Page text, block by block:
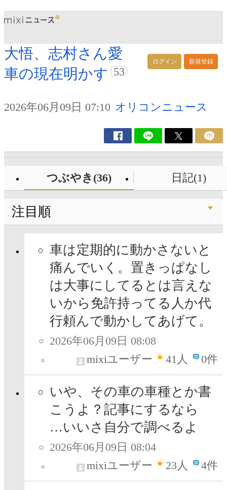
ログイン 新規登録
大悟、志村さん愛
車の現在明かす 53
2026年06月09日 07:10 オリコンニュース
つぶやき(36) 日記(1)
注目順
車は定期的に動かさないと
痛んでいく。置きっぱなし
は大事にしてるとは言えな
いから免許持ってる人か代
行頼んで動かしてあげて。
2026年06月09日 08:08
mixiユーザー
41人 0件
いや、その車の車種とか書
こうよ？記事にするなら
…いいさ自分で調べるよ
2026年06月09日 08:04
mixiユーザー
23人 4件